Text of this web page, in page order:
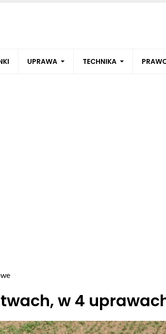
UPRAWA TECHNIKA
w 4